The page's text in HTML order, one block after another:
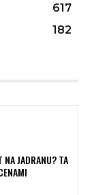
617
182
NA JADRANU? TA